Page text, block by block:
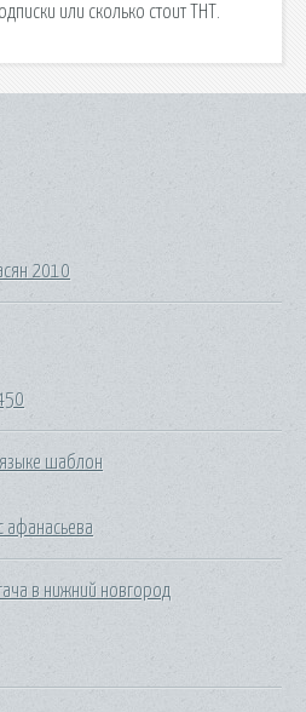
или сколько стоит ТНТ.
2010
шаблон
афанасьева
в нижний новгород